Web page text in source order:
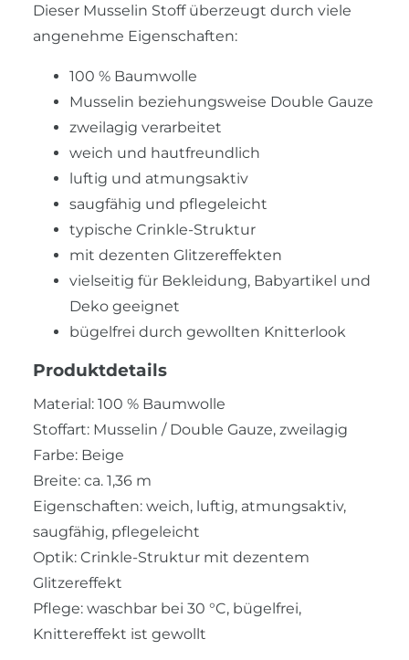
Dieser Musselin Stoff überzeugt durch viele
angenehme Eigenschaften:
100 % Baumwolle
Musselin beziehungsweise Double Gauze
zweilagig verarbeitet
weich und hautfreundlich
luftig und atmungsaktiv
saugfähig und pflegeleicht
typische Crinkle-Struktur
mit dezenten Glitzereffekten
vielseitig für Bekleidung, Babyartikel und
Deko geeignet
bügelfrei durch gewollten Knitterlook
Produktdetails
Material: 100 % Baumwolle
Stoffart: Musselin / Double Gauze, zweilagig
Farbe: Beige
Breite: ca. 1,36 m
Eigenschaften: weich, luftig, atmungsaktiv,
saugfähig, pflegeleicht
Optik: Crinkle-Struktur mit dezentem
Glitzereffekt
Pflege: waschbar bei 30 °C, bügelfrei,
Knittereffekt ist gewollt